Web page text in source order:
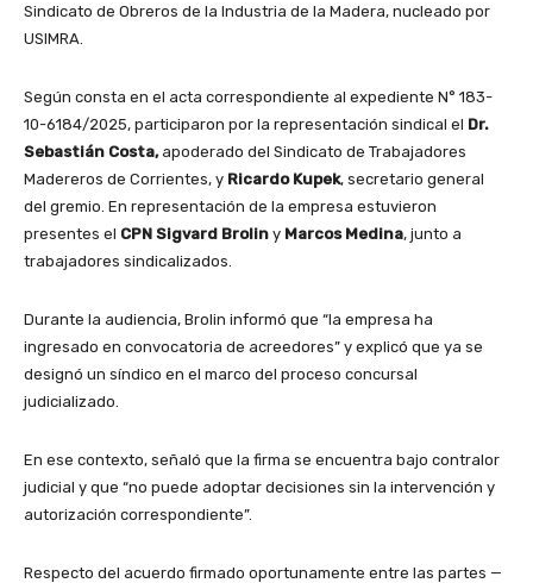
Sindicato de Obreros de la Industria de la Madera, nucleado por
USIMRA.
Según consta en el acta correspondiente al expediente N° 183-
10-6184/2025, participaron por la representación sindical el Dr.
Sebastián Costa,apoderado del Sindicato de Trabajadores
Madereros de Corrientes, y Ricardo Kupek, secretario general
del gremio. En representación de la empresa estuvieron
presentes el CPN Sigvard Brolin y Marcos Medina, junto a
trabajadores sindicalizados.
Durante la audiencia, Brolin informó que “la empresa ha
ingresado en convocatoria de acreedores” y explicó que ya se
designó un síndico en el marco del proceso concursal
judicializado.
En ese contexto, señaló que la firma se encuentra bajo contralor
judicial y que “no puede adoptar decisiones sin la intervención y
autorización correspondiente”.
Respecto del acuerdo firmado oportunamente entre las partes —